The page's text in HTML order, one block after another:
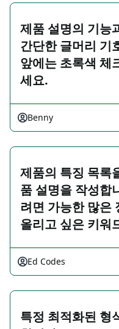
제품 설명의 기능
간단한 글머리 기
앞에는 초록색 체
세요.
Benny
제품의 특징 목록
품 설명을 작성합
려면 가능한 많은
올리고 싶은 키워
Ed Codes
특정 최적화된 형